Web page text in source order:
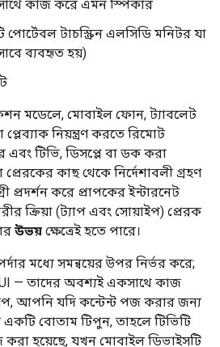
কাজ করে এমন স্পিকার
পোর্টেবল টাচস্ক্রিন এলসিডি মনিটর যা
ব্যবহৃত হয়)
মডেলে, মোবাইল ফোন, ট্যাবলেট
প্লেব্যাক নিয়ন্ত্রণ করতে রিমোট
এবং টিভি, ডিসপ্লে বা ডক করা
প্রেরকের কাছ থেকে নির্দেশাবলী গ্রহণ
প্রদর্শন করে প্রাপকের ইন্টারনেট
ক্রিয়া (ট্যাপ এবং সোয়াইপ) প্রেরক
উভয় ক্ষেত্রেই হতে পারে।
মধ্যে সমন্বয়ের উপর নির্ভর করে;
UI — তাদের অবশ্যই একসাথে কাজ
আপনি যদি কন্টেন্ট পজ করার জন্য
বোতাম টিপুন, তাহলে টিভিটি
করা হয়েছে, যখন মোবাইল ডিভাইসটি